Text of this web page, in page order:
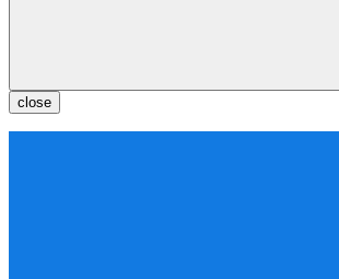
close